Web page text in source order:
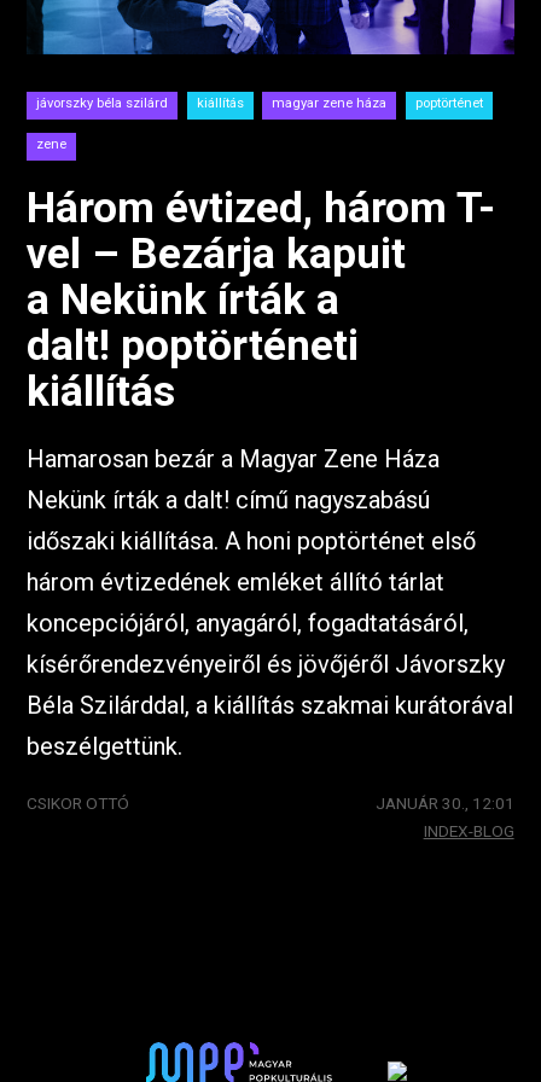
jávorszky béla szilárd kiállítás magyar zene háza poptörténet
zene
Három évtized, három T-
vel – Bezárja kapuit
a Nekünk írták a
dalt! poptörténeti
kiállítás
Hamarosan bezár a Magyar Zene Háza
Nekünk írták a dalt! című nagyszabású
időszaki kiállítása. A honi poptörténet első
három évtizedének emléket állító tárlat
koncepciójáról, anyagáról, fogadtatásáról,
kísérőrendezvényeiről és jövőjéről Jávorszky
Béla Szilárddal, a kiállítás szakmai kurátorával
beszélgettünk.
CSIKOR OTTÓ
JANUÁR 30., 12:01
INDEX-BLOG